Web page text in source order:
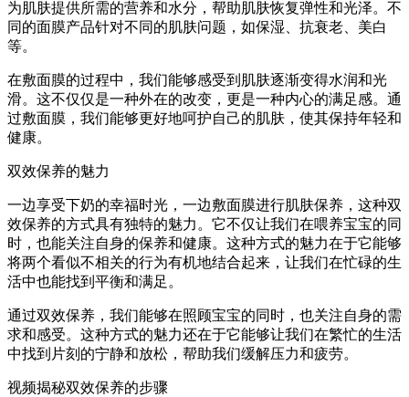
为肌肤提供所需的营养和水分，帮助肌肤恢复弹性和光泽。不
同的面膜产品针对不同的肌肤问题，如保湿、抗衰老、美白
等。
在敷面膜的过程中，我们能够感受到肌肤逐渐变得水润和光
滑。这不仅仅是一种外在的改变，更是一种内心的满足感。通
过敷面膜，我们能够更好地呵护自己的肌肤，使其保持年轻和
健康。
双效保养的魅力
一边享受下奶的幸福时光，一边敷面膜进行肌肤保养，这种双
效保养的方式具有独特的魅力。它不仅让我们在喂养宝宝的同
时，也能关注自身的保养和健康。这种方式的魅力在于它能够
将两个看似不相关的行为有机地结合起来，让我们在忙碌的生
活中也能找到平衡和满足。
通过双效保养，我们能够在照顾宝宝的同时，也关注自身的需
求和感受。这种方式的魅力还在于它能够让我们在繁忙的生活
中找到片刻的宁静和放松，帮助我们缓解压力和疲劳。
视频揭秘双效保养的步骤